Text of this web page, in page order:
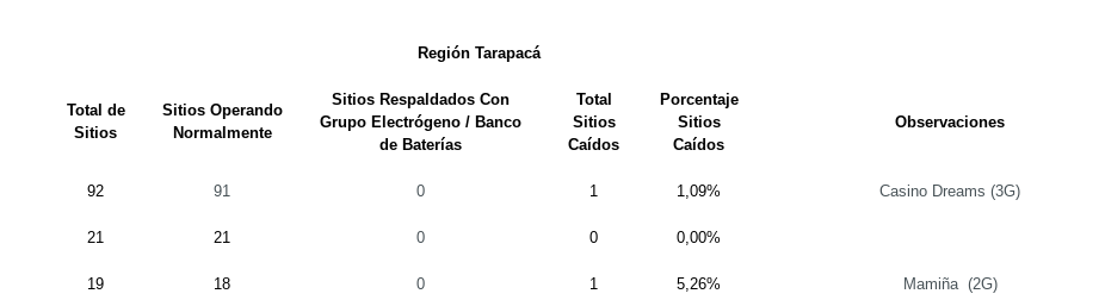
Región Tarapacá
Total de
Sitios
Sitios Operando
Normalmente
Sitios Respaldados Con
Grupo Electrógeno / Banco
de Baterías
Total
Sitios
Caídos
Porcentaje
Sitios
Caídos
Observaciones
92 91 0 1 1,09% Casino Dreams (3G)
21 21 0 0 0,00%
19 18 0 1 5,26% Mamiña (2G)